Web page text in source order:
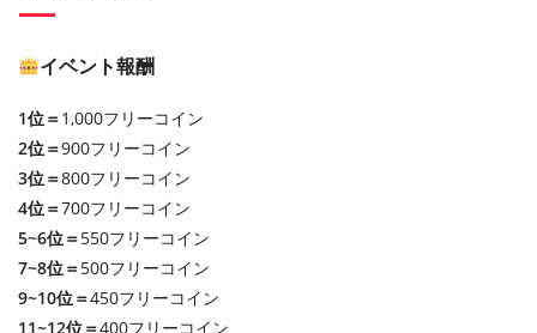
イベント報酬
1位＝1,000フリーコイン
2位＝900フリーコイン
3位＝800フリーコイン
4位＝700フリーコイン
5~6位＝550フリーコイン
7~8位＝500フリーコイン
9~10位＝450フリーコイン
11~12位＝400フリーコイン